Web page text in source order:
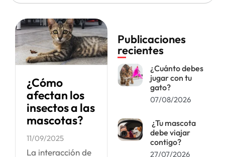
¿Cómo
afectan los
insectos a las
mascotas?
11/09/2025
La interacción de
Publicaciones
recientes
¿Cuánto debes
jugar con tu
gato?
07/08/2026
¿Tu mascota
debe viajar
contigo?
27/07/2026